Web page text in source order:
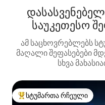
საუკეთესო
ამ საცხოვრებლებს
მაღალი შეფასებები
სხვა
სტუმართა რჩეული
სტუმართა რჩეული